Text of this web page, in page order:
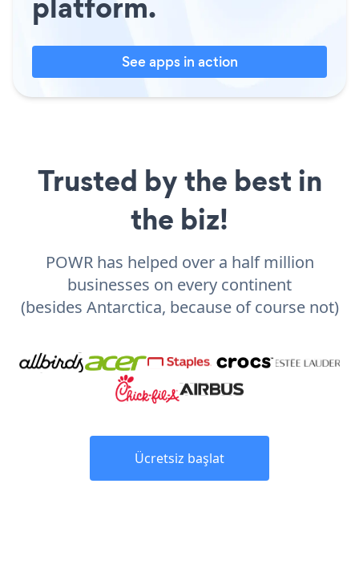
See apps in action
Trusted by the best in
the biz!
POWR has helped over a half million
businesses on every continent
(besides Antarctica, because of course not)
Ücretsiz başlat